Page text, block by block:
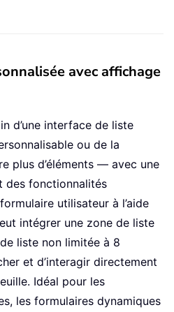
avec affichage
d’une interface de liste
ou de la
plus d’éléments — avec une
des fonctionnalités
utilisateur à l’aide
intégrer une zone de liste
liste non limitée à 8
et d’interagir directement
Idéal pour les
les formulaires dynamiques